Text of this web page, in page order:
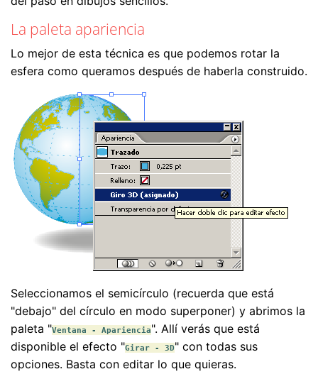
La paleta apariencia
Lo mejor de esta técnica es que podemos rotar la
esfera como queramos después de haberla construido.
Seleccionamos el semicírculo (recuerda que está
"debajo" del círculo en modo superponer) y abrimos la
paleta "Ventana - Apariencia". Allí verás que está
disponible el efecto "Girar - 3D" con todas sus
opciones. Basta con editar lo que quieras.